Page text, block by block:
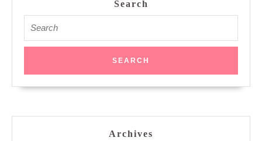
Search
for:
Archives